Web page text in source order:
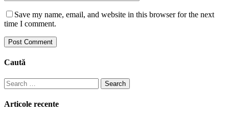
Save my name, email, and website in this browser for the next
time I comment.
Caută
Search
for:
Articole recente